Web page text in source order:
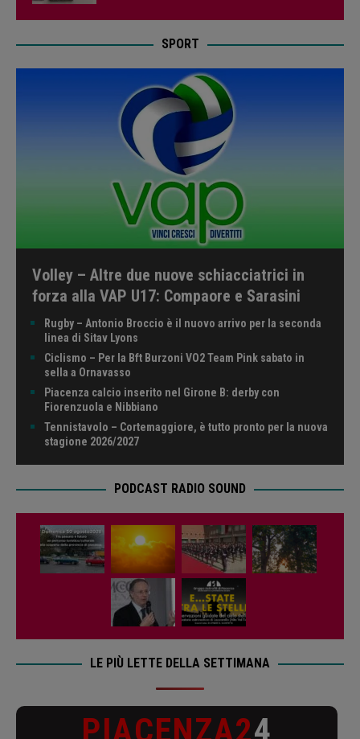
SPORT
Volley – Altre due nuove schiacciatrici in
forza alla VAP U17: Compaore e Sarasini
Rugby – Antonio Broccio è il nuovo arrivo per la seconda
linea di Sitav Lyons
Ciclismo – Per la Bft Burzoni VO2 Team Pink sabato in
sella a Ornavasso
Piacenza calcio inserito nel Girone B: derby con
Fiorenzuola e Nibbiano
Tennistavolo – Cortemaggiore, è tutto pronto per la nuova
stagione 2026/2027
PODCAST RADIO SOUND
LE PIÙ LETTE DELLA SETTIMANA
PIACENZA24